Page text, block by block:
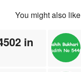
You might also like
in